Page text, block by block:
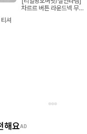
셔
차르르 버튼 라운드넥 무
해요AD